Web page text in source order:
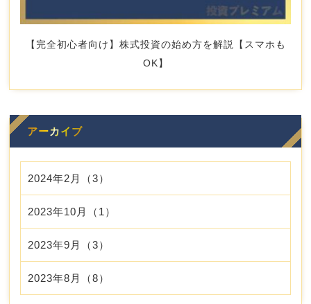
【完全初心者向け】株式投資の始め方を解説【スマホも
OK】
アーカイブ
2024年2月（3）
2023年10月（1）
2023年9月（3）
2023年8月（8）